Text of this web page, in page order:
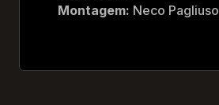
Montagem: Neco Pagliuso